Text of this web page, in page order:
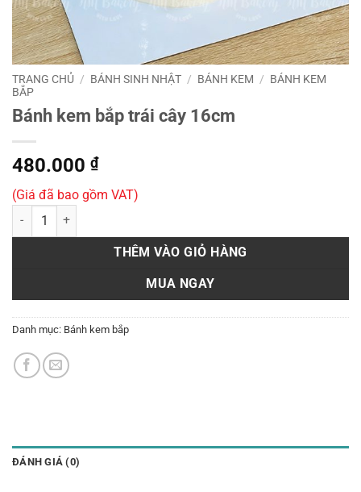
TRANG CHỦ / BÁNH SINH NHẬT / BÁNH KEM / BÁNH KEM
BẮP
Bánh kem bắp trái cây 16cm
480.000 ₫
(Giá đã bao gồm VAT)
Bánh kem bắp trái cây 16cm số lượng
THÊM VÀO GIỎ HÀNG
MUA NGAY
Danh mục: Bánh kem bắp
ĐÁNH GIÁ (0)